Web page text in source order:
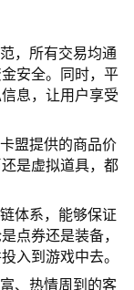
，所有交易均通
安全。同时，平
息，让用户享受
盟提供的商品价
是虚拟道具，都
体系，能够保证
点券还是装备，
入到游戏中去。
、热情周到的客